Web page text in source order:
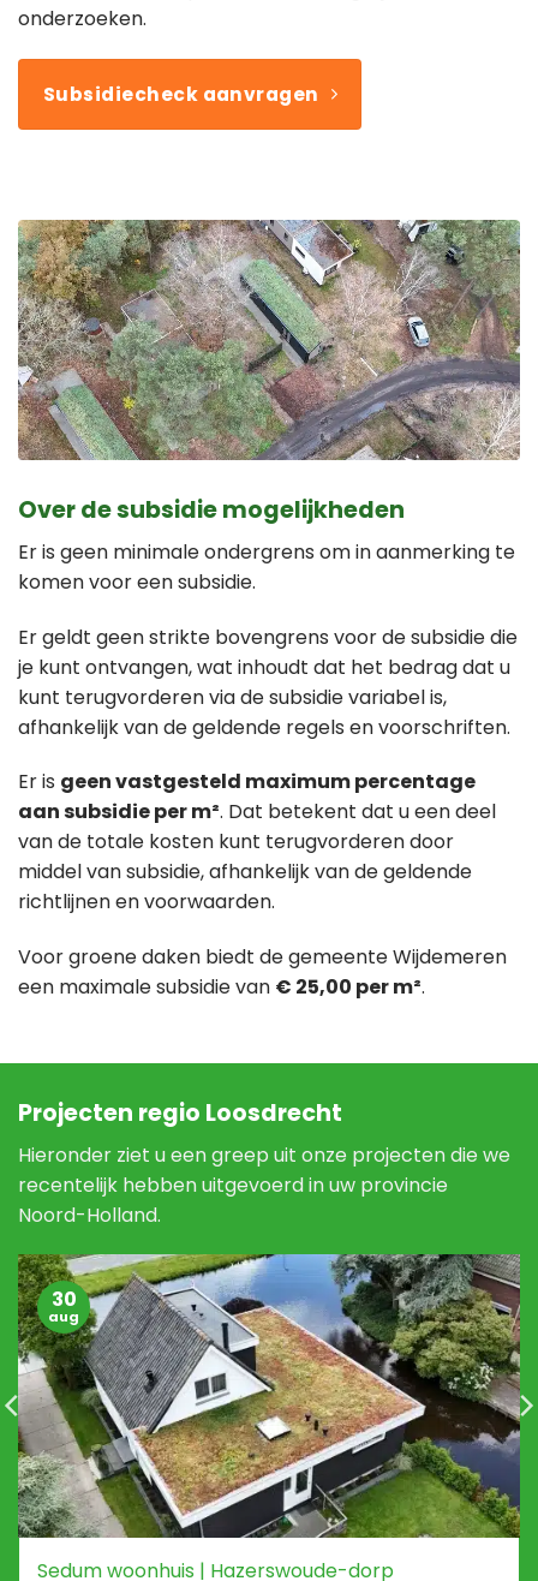
onderzoeken.
Subsidiecheck aanvragen
Over de subsidie mogelijkheden
Er is geen minimale ondergrens om in aanmerking te
komen voor een subsidie.
Er geldt geen strikte bovengrens voor de subsidie die
je kunt ontvangen, wat inhoudt dat het bedrag dat u
kunt terugvorderen via de subsidie variabel is,
afhankelijk van de geldende regels en voorschriften.
Er is geen vastgesteld maximum percentage
aan subsidie per m². Dat betekent dat u een deel
van de totale kosten kunt terugvorderen door
middel van subsidie, afhankelijk van de geldende
richtlijnen en voorwaarden.
Voor groene daken biedt de gemeente Wijdemeren
een maximale subsidie van € 25,00 per m².
Projecten regio Loosdrecht
Hieronder ziet u een greep uit onze projecten die we
recentelijk hebben uitgevoerd in uw provincie
Noord-Holland.
Sedum woonhuis | Hazerswoude-dorp
30
aug